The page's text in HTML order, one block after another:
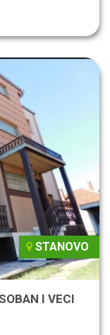
STANOVO
I VECI